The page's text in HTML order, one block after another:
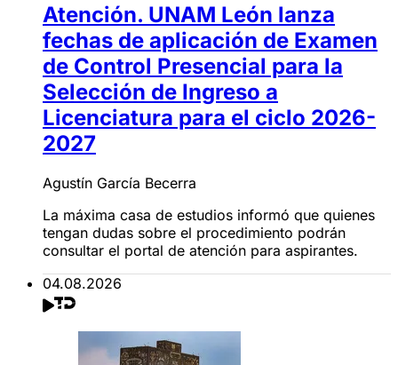
Atención. UNAM León lanza
fechas de aplicación de Examen
de Control Presencial para la
Selección de Ingreso a
Licenciatura para el ciclo 2026-
2027
Agustín García Becerra
La máxima casa de estudios informó que quienes
tengan dudas sobre el procedimiento podrán
consultar el portal de atención para aspirantes.
04.08.2026